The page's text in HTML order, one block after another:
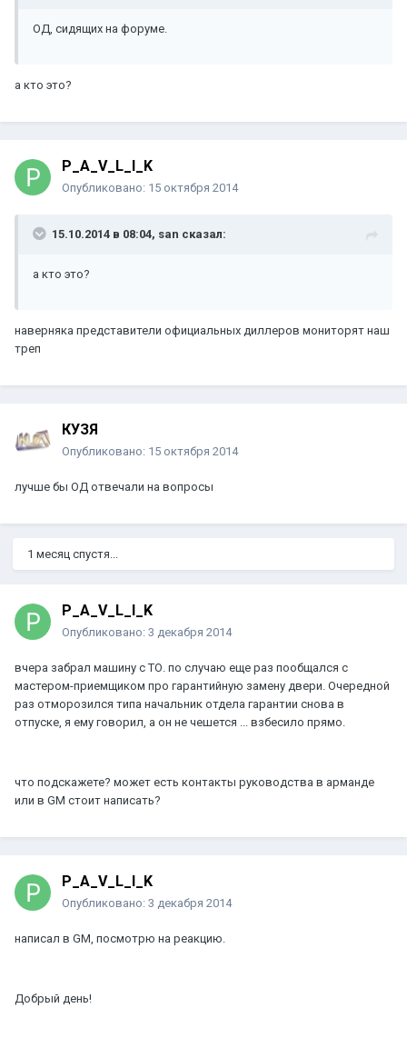
ОД, сидящих на форуме.
а кто это?
P_A_V_L_I_K
Опубликовано: 15 октября 2014
15.10.2014 в 08:04, san сказал:
а кто это?
наверняка представители официальных диллеров мониторят наш
треп
КУЗЯ
Опубликовано: 15 октября 2014
лучше бы ОД отвечали на вопросы
1 месяц спустя...
P_A_V_L_I_K
Опубликовано: 3 декабря 2014
вчера забрал машину с ТО. по случаю еще раз пообщался с
мастером-приемщиком про гарантийную замену двери. Очередной
раз отморозился типа начальник отдела гарантии снова в
отпуске, я ему говорил, а он не чешется ... взбесило прямо.
что подскажете? может есть контакты руководства в арманде
или в GM стоит написать?
P_A_V_L_I_K
Опубликовано: 3 декабря 2014
написал в GM, посмотрю на реакцию.
Добрый день!